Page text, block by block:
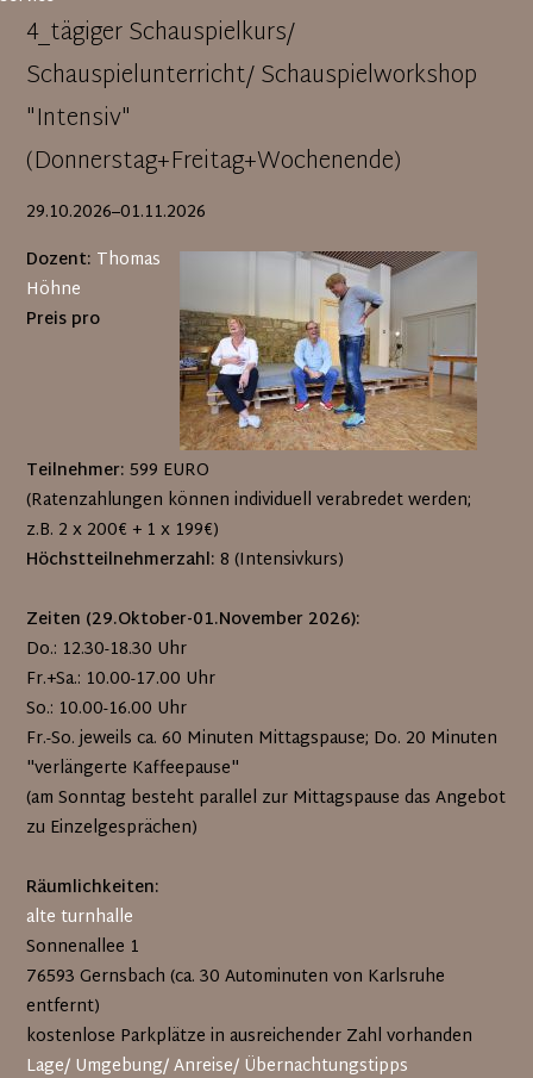
4_tägiger Schauspielkurs/
Schauspielunterricht/ Schauspielworkshop
"Intensiv"
(Donnerstag+Freitag+Wochenende)
29.10.2026–01.11.2026
Dozent: Thomas
Höhne
Preis pro
Teilnehmer: 599 EURO
(Ratenzahlungen können individuell verabredet werden;
z.B. 2 x 200€ + 1 x 199€)
Höchstteilnehmerzahl: 8 (Intensivkurs)
Zeiten (29.Oktober-01.November 2026):
Do.: 12.30-18.30 Uhr
Fr.+Sa.: 10.00-17.00 Uhr
So.: 10.00-16.00 Uhr
Fr.-So. jeweils ca. 60 Minuten Mittagspause; Do. 20 Minuten
"verlängerte Kaffeepause"
(am Sonntag besteht parallel zur Mittagspause das Angebot
zu Einzelgesprächen)
Räumlichkeiten:
alte turnhalle
Sonnenallee 1
76593 Gernsbach (ca. 30 Autominuten von Karlsruhe
entfernt)
kostenlose Parkplätze in ausreichender Zahl vorhanden
Lage/ Umgebung/ Anreise/ Übernachtungstipps